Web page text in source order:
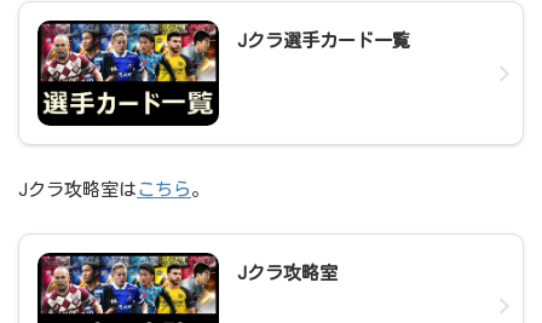
Jクラ選手カード一覧
Jクラ攻略室は こちら 。
Jクラ攻略室